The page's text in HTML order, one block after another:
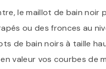
le maillot de bain
ou des fronces au
de bain noirs à taille
valeur vos courbes de